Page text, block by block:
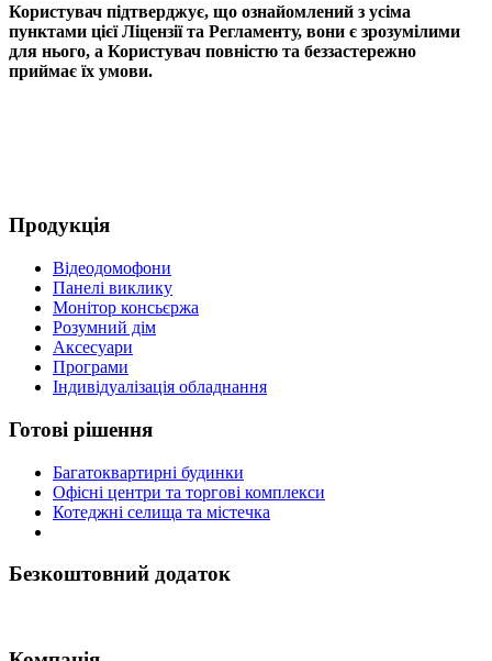
Користувач підтверджує, що ознайомлений з усіма
пунктами цієї Ліцензії та Регламенту, вони є зрозумілими
для нього, а Користувач повністю та беззастережно
приймає їх умови.
Продукція
Відеодомофони
Панелі виклику
Монітор консьєржа
Розумний дім
Аксесуари
Програми
Індивідуалізація обладнання
Готові рішення
Багатоквартирні будинки
Офісні центри та торгові комплекси
Котеджні селища та містечка
Безкоштовний додаток